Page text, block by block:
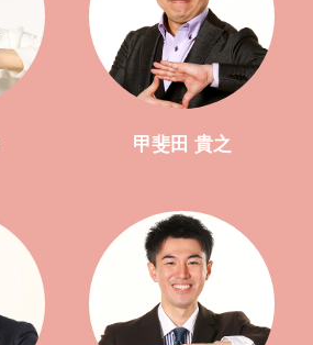
甲斐田 貴之